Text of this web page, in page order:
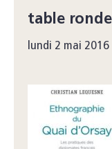
table ronde
lundi 2 mai 2016